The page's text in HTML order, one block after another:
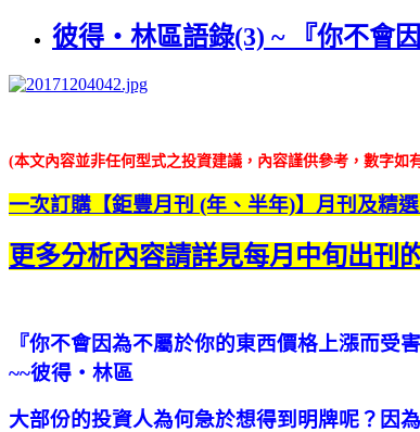
彼得‧林區語錄(3) ~ 『你不會
(本文內容並非任何型式之投資建議，內容謹供參考，數字如
一次訂購【鉅豐月刊 (年、半年)】月刊及精
更多分析內容請詳見每月中旬出刊
『你不會因為不屬於你的東西價格上漲而受
~~彼得‧林區
大部份的投資人為何急於想得到明牌呢？因